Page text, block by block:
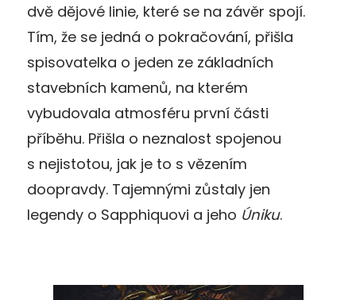
dvě dějové linie, které se na závěr spojí.
Tím, že se jedná o pokračování, přišla
spisovatelka o jeden ze základních
stavebních kamenů, na kterém
vybudovala atmosféru první části
příběhu. Přišla o neznalost spojenou
s nejistotou, jak je to s vězením
doopravdy. Tajemnými zůstaly jen
legendy o Sapphiquovi a jeho Úniku.